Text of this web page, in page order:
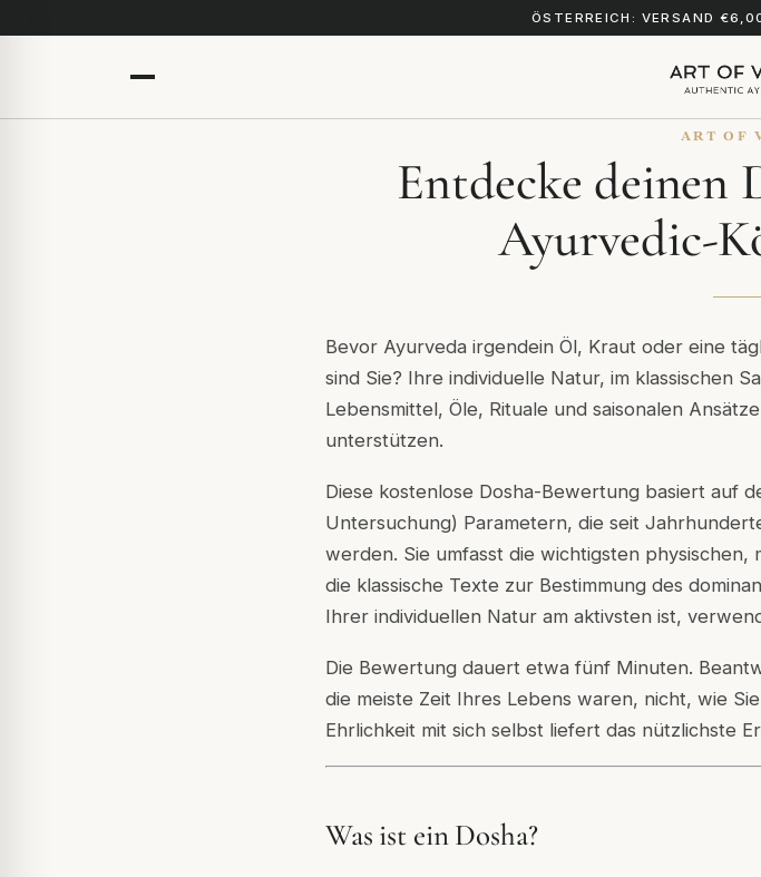
ÖSTERREICH: VERSAND
ART OF
Entdecke deinen
Ayurvedic-
Bevor Ayurveda irgendein Öl, Kraut oder eine
sind Sie? Ihre individuelle Natur, im klassischen
Lebensmittel, Öle, Rituale und saisonalen
unterstützen.
Diese kostenlose Dosha-Bewertung basiert auf
Untersuchung) Parametern, die seit
werden. Sie umfasst die wichtigsten
die klassische Texte zur Bestimmung des
Ihrer individuellen Natur am aktivsten ist,
Die Bewertung dauert etwa fünf Minuten.
die meiste Zeit Ihres Lebens waren, nicht, wie
Ehrlichkeit mit sich selbst liefert das nützlichste
Was ist ein Dosha?